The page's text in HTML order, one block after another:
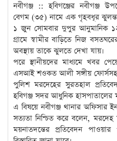
নবীগঞ্জ :: হবিগঞ্জের নবীগঞ্জ
বেগম (৩৫) নামে এক গৃহবধূর ঝুলন্ত
১ জুন সোমবার দুপুর আনুমানিক
গ্রামে স্বামীর বাড়িতে নিজ
অবস্থায় তাকে ঝুলতে দেখা যায়।
পরে স্থানীয়দের মাধ্যমে খবর
এসআই শওকত আলী সঙ্গীয় ফোর্সসহ
পুলিশ মরদেহের সুরতহাল
হবিগঞ্জ সদর আধুনিক হাসপাতালের
এ বিষয়ে নবীগঞ্জ থানার অফিসার
সত্যতা নিশ্চিত করে বলেন, মরদেহ
ময়নাতদন্তের প্রতিবেদন